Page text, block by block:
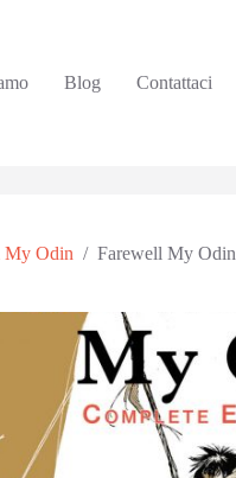
Blog Contattaci
My Odin / Farewell My Odin